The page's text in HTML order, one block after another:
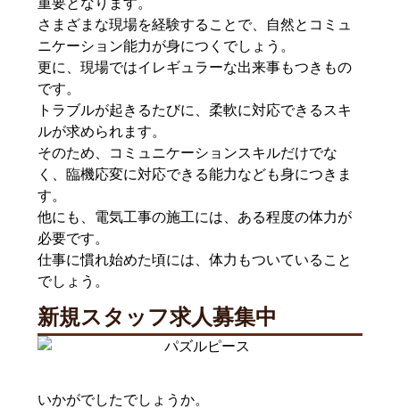
さまざまな現場を経験することで、自然とコミュ
ニケーション能力が身につくでしょう。
更に、現場ではイレギュラーな出来事もつきもの
です。
トラブルが起きるたびに、柔軟に対応できるスキ
ルが求められます。
そのため、コミュニケーションスキルだけでな
く、臨機応変に対応できる能力なども身につきま
す。
他にも、電気工事の施工には、ある程度の体力が
必要です。
仕事に慣れ始めた頃には、体力もついていること
でしょう。
新規スタッフ求人募集中
いかがでしたでしょうか。